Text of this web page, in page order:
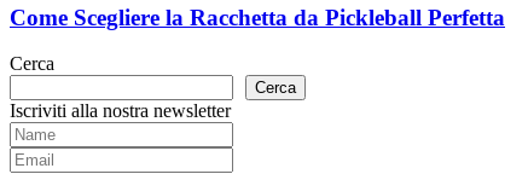
Racchetta
da
Pickleball
Perfetta
Come Scegliere la Racchetta da Pickleball Perfetta
Cerca
Cerca
Iscriviti alla nostra newsletter